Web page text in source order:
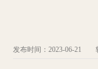
发布时间：2023-06-21